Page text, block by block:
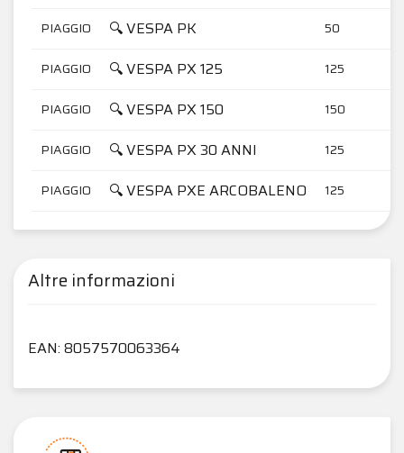
PIAGGIO 🔍 VESPA PK 50
PIAGGIO 🔍 VESPA PX 125 125
PIAGGIO 🔍 VESPA PX 150 150
PIAGGIO 🔍 VESPA PX 30 ANNI 125
PIAGGIO 🔍 VESPA PXE ARCOBALENO 125
Altre informazioni
EAN: 8057570063364